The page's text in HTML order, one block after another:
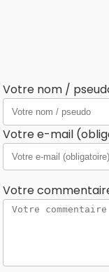
Votre nom /
Votre e-mail
Votre